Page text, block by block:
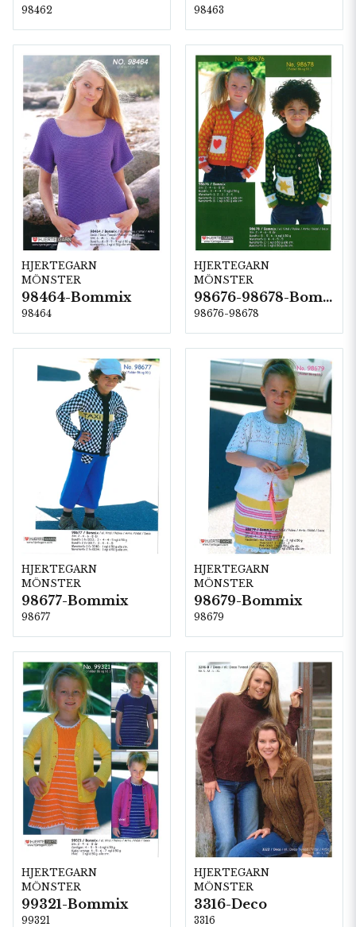
98462 98463
HJERTEGARN
MÖNSTER
98464-Bommix
98464
HJERTEGARN
MÖNSTER
98676-98678-Bommix
98676-98678
HJERTEGARN
MÖNSTER
98677-Bommix
98677
HJERTEGARN
MÖNSTER
98679-Bommix
98679
HJERTEGARN
MÖNSTER
99321-Bommix
99321
HJERTEGARN
MÖNSTER
3316-Deco
3316